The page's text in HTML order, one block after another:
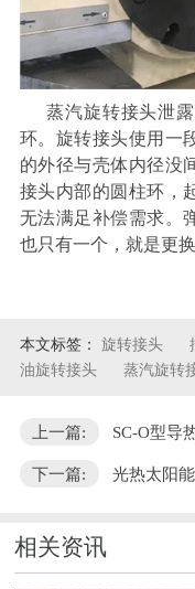
蒸汽旋转接头泄
环。旋转接头使用一
的外径与壳体内径没
接头内部的圆柱环，
无法满足补偿需求。
也只有一个，就是更
本文标签： 旋转接头
油旋转接头
蒸汽旋转
上一篇: SC-O型导
下一篇: 光热太阳
相关资讯